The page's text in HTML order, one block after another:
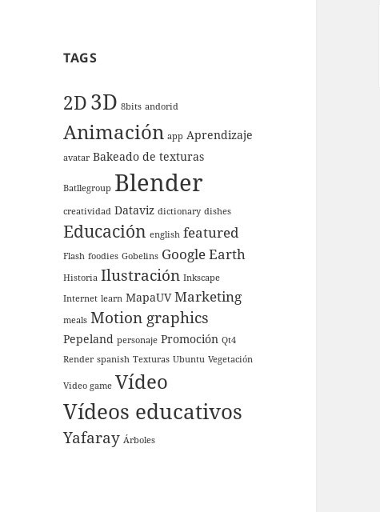
TAGS
2D3D 8bits andorid
Animación app Aprendizaje
avatar Bakeado de texturas
Batllegroup Blender
creatividad Dataviz dictionary dishes
Educación english featured
Flash foodies Gobelins Google Earth
Historia Ilustración Inkscape
Internet learn MapaUV Marketing
meals Motion graphics
Pepeland personaje Promoción Qt4
Render spanish Texturas Ubuntu Vegetación
Video game Vídeo
Vídeos educativos
Yafaray Árboles